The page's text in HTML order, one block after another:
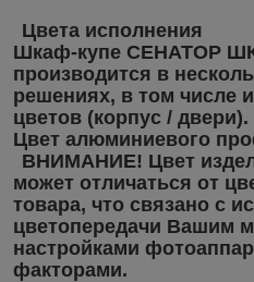
Цвета исполнения
Шкаф-купе СЕНАТОР
производится в
решениях, в том числе
цветов (корпус / двери).
Цвет алюминиевого
ВНИМАНИЕ! Цвет
может отличаться от
товара, что связано с
цветопередачи Вашим
настройками
факторами.